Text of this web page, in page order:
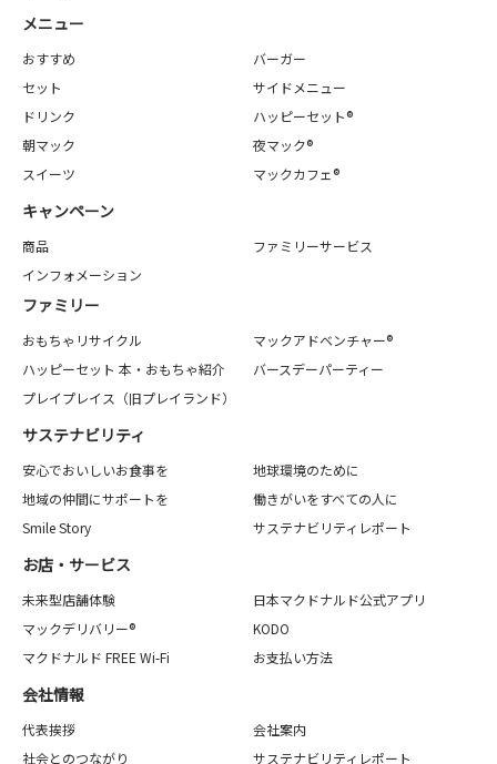
メニュー
おすすめ
バーガー
セット
サイドメニュー
ドリンク
ハッピーセット®
朝マック
夜マック®
スイーツ
マックカフェ®
キャンペーン
商品
ファミリーサービス
インフォメーション
ファミリー
おもちゃリサイクル
マックアドベンチャー®
ハッピーセット 本・おもちゃ紹介
バースデーパーティー
プレイプレイス（旧プレイランド）
サステナビリティ
安心でおいしいお食事を
地球環境のために
地域の仲間にサポートを
働きがいをすべての人に
Smile Story
サステナビリティレポート
お店・サービス
未来型店舗体験
日本マクドナルド公式アプリ
マックデリバリー®
KODO
マクドナルド FREE Wi-Fi
お支払い方法
会社情報
代表挨拶
会社案内
社会とのつながり
サステナビリティレポート